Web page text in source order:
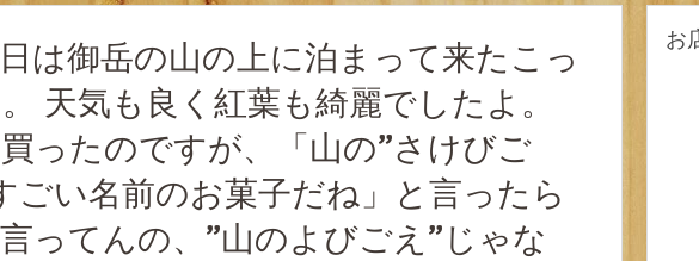
は御岳の山の上に泊まって来たこっ
天気も良く紅葉も綺麗でしたよ。
ったのですが、「山の”さけびご
ごい名前のお菓子だね」と言ったら
ってんの、”山のよびごえ”じゃな
お